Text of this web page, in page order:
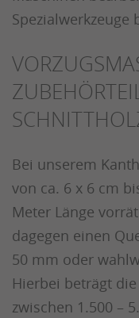
Spezialwerkzeuge
Bei unserem
von ca. 6 x 6 cm
Meter Länge
dagegen einen
50 mm oder
Hierbei beträgt
zwischen 1.500 –